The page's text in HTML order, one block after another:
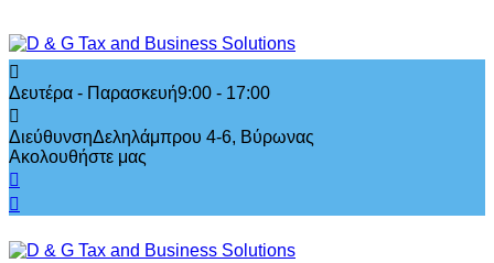
Δευτέρα - Παρασκευή9:00 - 17:00
ΔιεύθυνσηΔεληλάμπρου 4-6, Βύρωνας
Ακολουθήστε μας